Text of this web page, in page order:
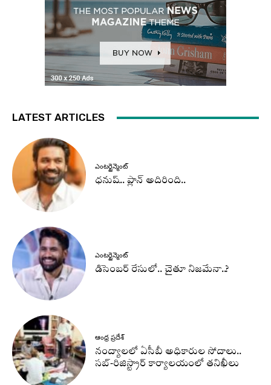
LATEST ARTICLES
ఎంటర్టైన్మెంట్
ధనుష్‌.. ప్లాన్ అదిరింది..
ఎంటర్టైన్మెంట్
డిసెంబర్ రేసులో.. చైతూ నిజమేనా..?
ఆంధ్ర ప్రదేశ్
నంద్యాలలో ఏసీబీ అధికారుల సోదాలు..
సబ్-రిజిస్ట్రార్ కార్యాలయంలో తనిఖీలు